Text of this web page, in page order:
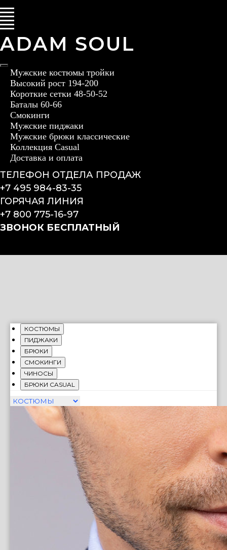
ADAM SOUL
Мужские костюмы тройки
Высокий рост 194-200
Короткие сетки 48-50-52
Баталы 60-66
Смокинги
Мужские пиджаки
Мужские брюки классические
Коллекция Casual
Доставка и оплата
ТЕЛЕФОН ОТДЕЛА ПРОДАЖ
+7 495 984-83-35
ГОРЯЧАЯ ЛИНИЯ
+7 800 775-16-97
ЗВОНОК БЕСПЛАТНЫЙ
КОСТЮМЫ
ПИДЖАКИ
БРЮКИ
СМОКИНГИ
ЧИНОСЫ
БРЮКИ CASUAL